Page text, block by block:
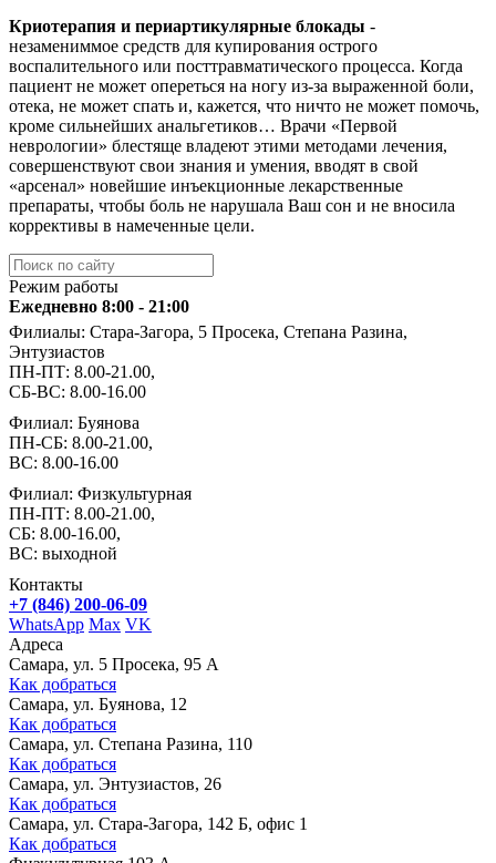
Криотерапия и периартикулярные блокады -
незамениммое средств для купирования острого
воспалительного или посттравматического процесса. Когда
пациент не может опереться на ногу из-за выраженной боли,
отека, не может спать и, кажется, что ничто не может помочь,
кроме сильнейших анальгетиков… Врачи «Первой
неврологии» блестяще владеют этими методами лечения,
совершенствуют свои знания и умения, вводят в свой
«арсенал» новейшие инъекционные лекарственные
препараты, чтобы боль не нарушала Ваш сон и не вносила
коррективы в намеченные цели.
Режим работы
Ежедневно 8:00 - 21:00
Филиалы: Стара-Загора, 5 Просека, Степана Разина,
Энтузиастов
ПН-ПТ: 8.00-21.00,
СБ-ВС: 8.00-16.00
Филиал: Буянова
ПН-СБ: 8.00-21.00,
ВС: 8.00-16.00
Филиал: Физкультурная
ПН-ПТ: 8.00-21.00,
СБ: 8.00-16.00,
ВС: выходной
Контакты
+7 (846) 200-06-09
WhatsApp Max VK
Адреса
Самара, ул. 5 Просека, 95 А
Как добраться
Самара, ул. Буянова, 12
Как добраться
Самара, ул. Степана Разина, 110
Как добраться
Самара, ул. Энтузиастов, 26
Как добраться
Самара, ул. Стара-Загора, 142 Б, офис 1
Как добраться